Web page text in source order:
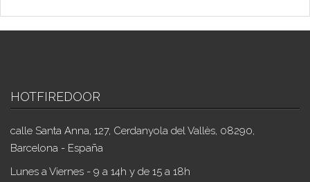
HOTFIREDOOR
calle Santa Anna, 127, Cerdanyola del Vallès, 08290,
Barcelona - España
Lunes a Viernes - 9 a 14h y de 15 a 18h